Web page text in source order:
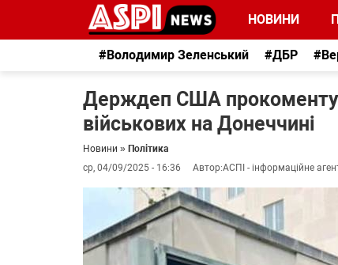
НОВИНИ
#Володимир Зеленський #ДБР
Держдеп США
військових на Донеччині
Новини » Політика
ср, 04/09/2025 - 16:36
Автор:АСПІ - інформаційне